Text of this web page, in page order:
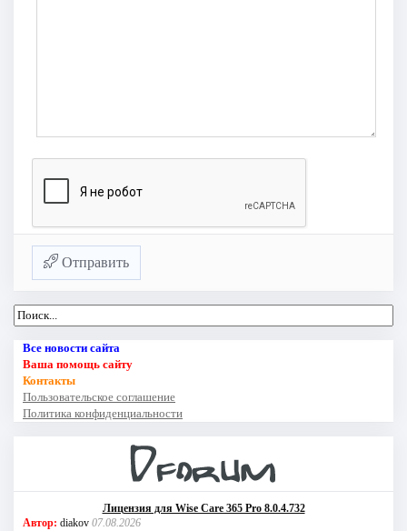
Отправить
Все новости сайта
Ваша помощь сайту
Контакты
Пользовательское соглашение
Политика конфиденциальности
Лицензия для Wise Care 365 Pro 8.0.4.732
Автор: diakov 07.08.2026